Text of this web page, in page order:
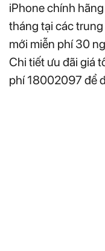
iPhone chính
tháng tại các
mới miễn phí 30
Chi tiết ưu đãi giá
phí 18002097 để